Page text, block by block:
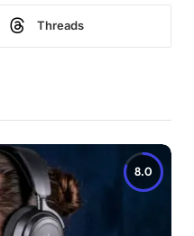
Threads
8.0